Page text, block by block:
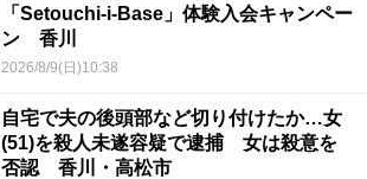
「Setouchi-i-Base」体験入会キャンペー
ン 香川
2026/8/9(日)10:38
自宅で夫の後頭部など切り付けたか…女
(51)を殺人未遂容疑で逮捕 女は殺意を
否認 香川・高松市